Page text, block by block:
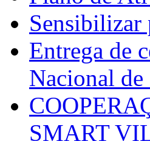
Entrega de
Nacional de
SMART